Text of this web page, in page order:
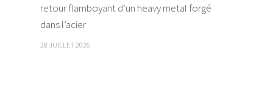
retour flamboyant d’un heavy metal forgé
dans l’acier
28 JUILLET 2026